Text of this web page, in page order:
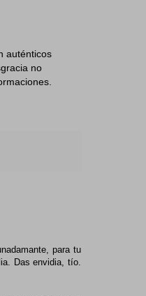
auténticos
no
para tu
Das envidia, tío.